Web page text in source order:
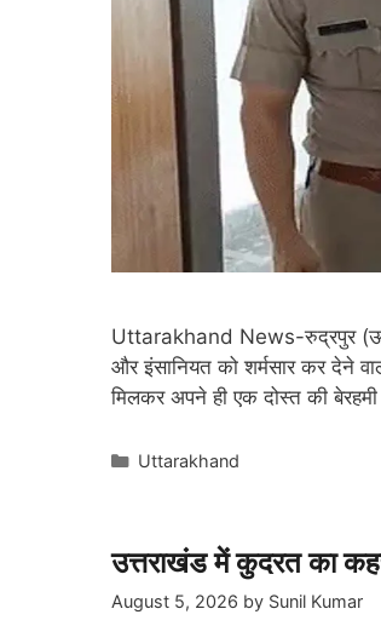
Uttarakhand News-रुद्रपुर
और इंसानियत को शर्मसार कर देने
मिलकर अपने ही एक दोस्त की
Categories
Uttarakhand
उत्तराखंड में कुदरत का
August 5, 2026 by Sunil Kumar